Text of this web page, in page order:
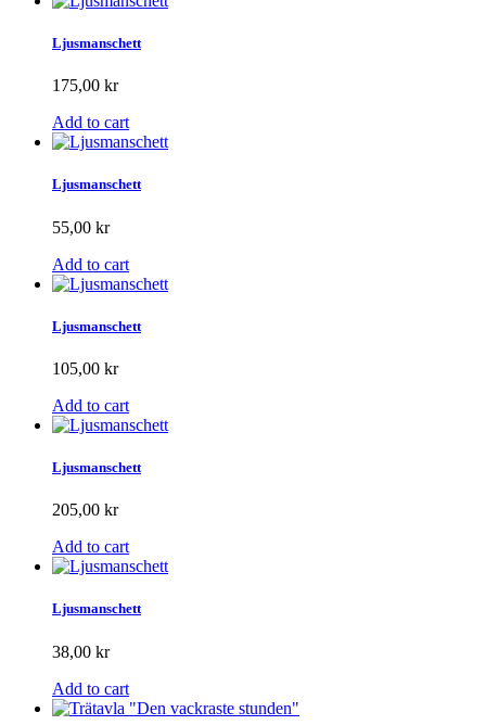
Ljusmanschett
175,00 kr
Add to cart
Ljusmanschett
55,00 kr
Add to cart
Ljusmanschett
105,00 kr
Add to cart
Ljusmanschett
205,00 kr
Add to cart
Ljusmanschett
38,00 kr
Add to cart